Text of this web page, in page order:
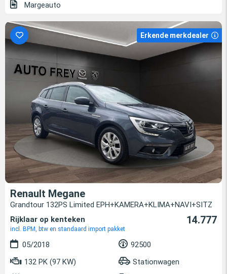
Margeauto
Erkende merkdealer
Renault Megane
Grandtour 132PS Limited EPH+KAMERA+KLIMA+NAVI+SITZ
Rijklaar op kenteken
incl. BPM, btw en standaard import pakket
14.777
05/2018
92500
132 PK (97 KW)
Stationwagen